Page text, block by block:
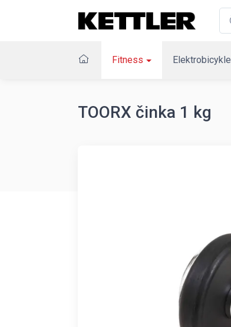
Fitness Elektrobicykle
TOORX činka 1 kg